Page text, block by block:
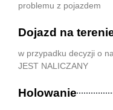
problemu z pojazdem
Dojazd na
w przypadku decyzji o
JEST NALICZANY
Holowanie